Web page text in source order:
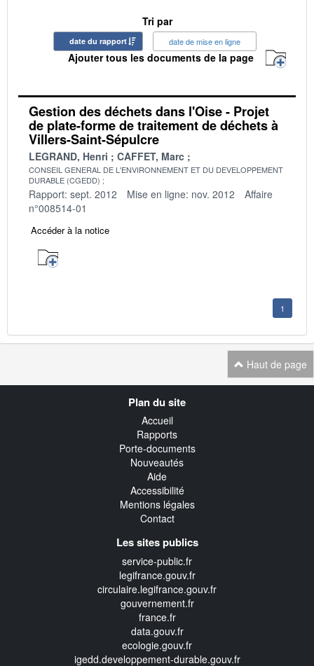
Tri par
date du rapport date de mise en ligne
Ajouter tous les documents de la page
Gestion des déchets dans l'Oise - Projet
de plate-forme de traitement de déchets à
Villers-Saint-Sépulcre
LEGRAND, Henri CAFFET, Marc
CONSEIL GENERAL DE L'ENVIRONNEMENT ET DU DEVELOPPEMENT
DURABLE (CGEDD)
Rapport: sept. 2012 Mise en ligne: nov. 2012
Affaire
n°008514-01
Accéder à la notice
1
Haut de page
Plan du site
Accueil
Rapports
Porte-documents
Nouveautés
Aide
Accessibilité
Mentions légales
Contact
Les sites publics
service-public.fr
legifrance.gouv.fr
circulaire.legifrance.gouv.fr
gouvernement.fr
france.fr
data.gouv.fr
ecologie.gouv.fr
igedd.developpement-durable.gouv.fr